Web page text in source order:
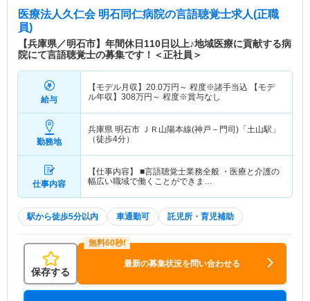
医療法人久仁会 明石同仁病院の言語聴覚士求人(正職
員)
【兵庫県／明石市】年間休日110日以上♪地域医療に貢献する病
院にて言語聴覚士の募集です！＜正社員＞
給与
【モデル月収】 20.0万円～ 程度※諸手当込 【モデ
ル年収】 308万円～ 程度※賞与なし
勤務地
兵庫県 明石市 ＪＲ山陽本線(神戸－門司)「土山駅」
（徒歩4分）
仕事内容
【仕事内容】 ■言語聴覚士業務全般 ・医療と介護の
幅広い職域で働くことができま…
駅から徒歩5分以内 車通勤可 託児所・育児補助
保存する
最新の募集状況を問い合わせる